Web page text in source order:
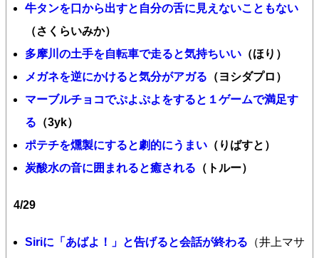
牛タンを口から出すと自分の舌に見えないこともない
（さくらいみか）
多摩川の土手を自転車で走ると気持ちいい （ほり）
メガネを逆にかけると気分がアガる （ヨシダプロ）
マーブルチョコでぷよぷよをすると１ゲームで満足す
る （3yk）
ポテチを燻製にすると劇的にうまい （りばすと）
炭酸水の音に囲まれると癒される （トルー）
4/29
Siriに「あばよ！」と告げると会話が終わる （井上マサ